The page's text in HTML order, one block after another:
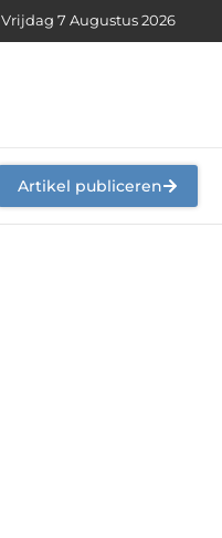
Vrijdag 7 Augustus 2026
Artikel publiceren